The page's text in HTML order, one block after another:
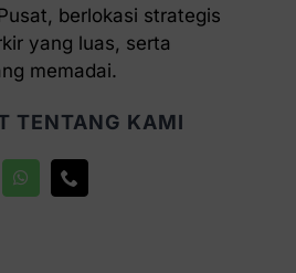
berlokasi strategis
yang luas, serta
memadai.
TENTANG KAMI